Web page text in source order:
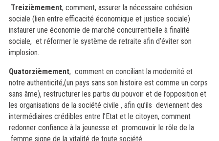
Treizièmement, comment, assurer la nécessaire cohésion
sociale (lien entre efficacité économique et justice sociale)
instaurer une économie de marché concurrentielle à finalité
sociale, et réformer le système de retraite afin d’éviter son
implosion.
Quatorzièmement, comment en conciliant la modernité et
notre authenticité,(un pays sans son histoire est comme un corps
sans âme), restructurer les partis du pouvoir et de l’opposition et
les organisations de la société civile , afin qu’ils deviennent des
intermédiaires crédibles entre l’Etat et le citoyen, comment
redonner confiance à la jeunesse et promouvoir le rôle de la
femme signe de la vitalité de toute société.